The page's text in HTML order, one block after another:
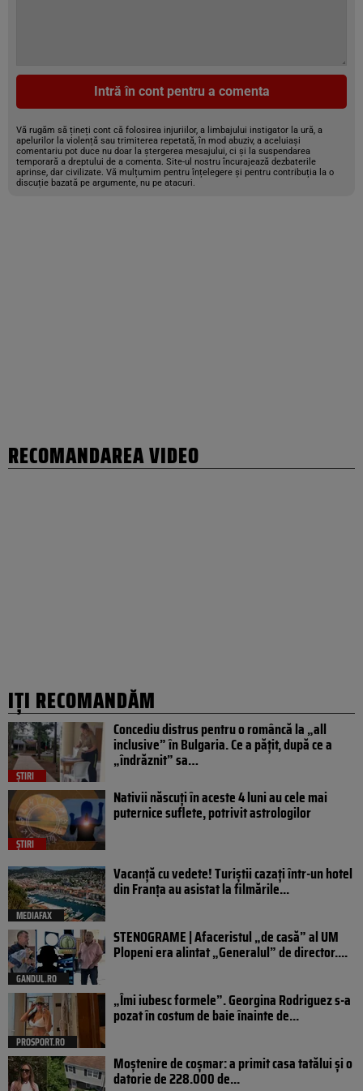
Intră în cont pentru a comenta
Vă rugăm să țineți cont că folosirea injuriilor, a limbajului instigator la ură, a
apelurilor la violență sau trimiterea repetată, în mod abuziv, a aceluiași
comentariu pot duce nu doar la ștergerea mesajului, ci și la suspendarea
temporară a dreptului de a comenta. Site-ul nostru încurajează dezbaterile
aprinse, dar civilizate. Vă mulțumim pentru înțelegere și pentru contribuția la o
discuție bazată pe argumente, nu pe atacuri.
RECOMANDAREA VIDEO
IȚI RECOMANDĂM
ȘTIRI
Concediu distrus pentru o româncă la „all
inclusive” în Bulgaria. Ce a pățit, după ce a
„îndrăznit” sa…
ȘTIRI
Nativii născuți în aceste 4 luni au cele mai
puternice suflete, potrivit astrologilor
MEDIAFAX
Vacanță cu vedete! Turiștii cazați într-un hotel
din Franța au asistat la filmările...
GANDUL.RO
STENOGRAME | Afaceristul „de casă” al UM
Plopeni era alintat „Generalul” de director....
PROSPORT.RO
„Îmi iubesc formele”. Georgina Rodriguez s-a
pozat în costum de baie înainte de...
Moștenire de coșmar: a primit casa tatălui și o
datorie de 228.000 de...